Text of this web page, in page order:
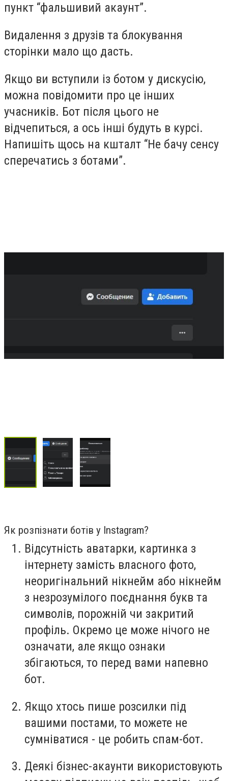
пункт “фальшивий акаунт”.
Видалення з друзів та блокування
сторінки мало що дасть.
Якщо ви вступили із ботом у дискусію,
можна повідомити про це інших
учасників. Бот після цього не
відчепиться, а ось інші будуть в курсі.
Напишіть щось на кшталт “Не бачу сенсу
сперечатись з ботами”.
Як розпізнати ботів у Instagram?
Відсутність аватарки, картинка з
інтернету замість власного фото,
неоригінальний нікнейм або нікнейм
з незрозумілого поєднання букв та
символів, порожній чи закритий
профіль. Окремо це може нічого не
означати, але якщо ознаки
збігаються, то перед вами напевно
бот.
Якщо хтось пише розсилки під
вашими постами, то можете не
сумніватися - це робить спам-бот.
Деякі бізнес-акаунти використовують